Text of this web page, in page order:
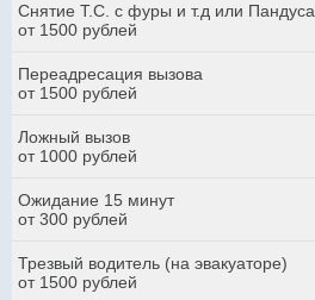
Снятие Т.С. с фуры и т.д или Пандуса
от 1500 рублей
Переадресация вызова
от 1500 рублей
Ложный вызов
от 1000 рублей
Ожидание 15 минут
от 300 рублей
Трезвый водитель (на эвакуаторе)
от 1500 рублей